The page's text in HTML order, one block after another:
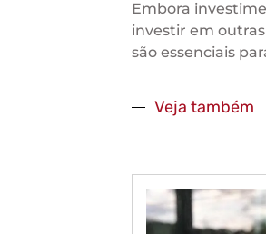
Embora
investir em
são essenciais
Veja também